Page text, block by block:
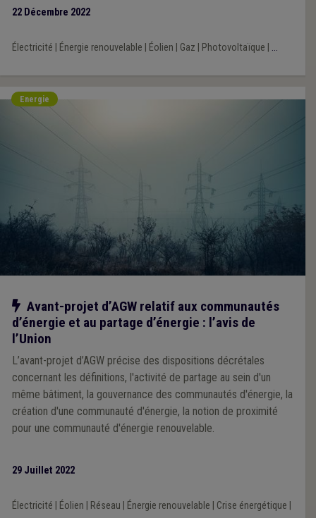
exclue.
22 Décembre 2022
Électricité Énergie renouvelable Éolien Gaz Photovoltaïque ...
Energie
Notre action
Avant-projet d’AGW relatif aux communautés
d’énergie et au partage d’énergie : l’avis de
l’Union
L’avant-projet d’AGW précise des dispositions décrétales
concernant les définitions, l'activité de partage au sein d'un
même bâtiment, la gouvernance des communautés d'énergie, la
création d'une communauté d'énergie, la notion de proximité
pour une communauté d'énergie renouvelable.
29 Juillet 2022
Électricité Éolien Réseau Énergie renouvelable Crise énergétique